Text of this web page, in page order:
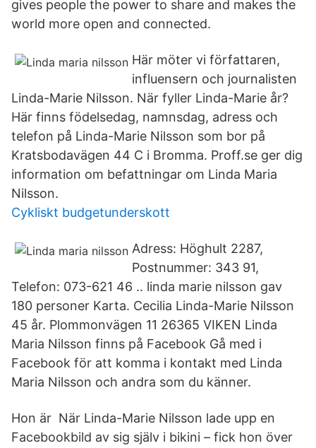
gives people the power to share and makes the
world more open and connected.
Här möter vi författaren,
influensern och journalisten
Linda-Marie Nilsson. När fyller Linda-Marie år?
Här finns födelsedag, namnsdag, adress och
telefon på Linda-Marie Nilsson som bor på
Kratsbodavägen 44 C i Bromma. Proff.se ger dig
information om befattningar om Linda Maria
Nilsson.
Cykliskt budgetunderskott
Adress: Höghult 2287,
Postnummer: 343 91,
Telefon: 073-621 46 .. linda marie nilsson gav
180 personer Karta. Cecilia Linda-Marie Nilsson
45 år. Plommonvägen 11 26365 VIKEN Linda
Maria Nilsson finns på Facebook Gå med i
Facebook för att komma i kontakt med Linda
Maria Nilsson och andra som du känner.
Hon är När Linda-Marie Nilsson lade upp en
Facebookbild av sig själv i bikini – fick hon över